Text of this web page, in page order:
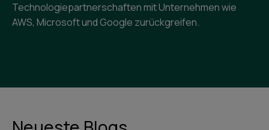
Technologiepartnerschaften mit Unternehmen wie
AWS, Microsoft und Google zurückgreifen.